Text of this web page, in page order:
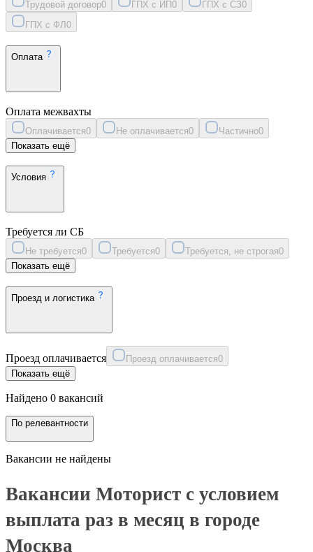
Трудовой договор0 ГПХ с ИП0 ГПХ с СЗ0
ГПХ с ФЛ 0
Оплата
Оплата межвахты
Оплачивается0 Не оплачивается0 Частично0
Показать ещё
Условия
Требуется ли СБ
Не требуется0 Требуется0 Требуется, не строгая0
Показать ещё
Проезд и логистика
Проезд оплачивается Проезд оплачивается0
Показать ещё
Найдено 0 вакансий
По релевантности
Вакансии не найдены
Вакансии Моторист с условием
выплата раз в месяц в городе
Москва